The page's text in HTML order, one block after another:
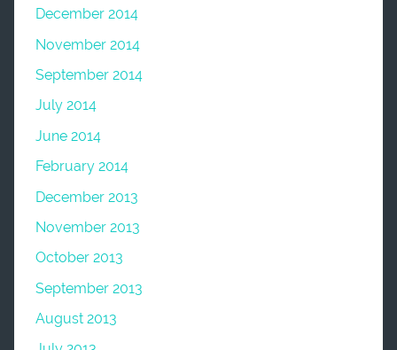
December 2014
November 2014
September 2014
July 2014
June 2014
February 2014
December 2013
November 2013
October 2013
September 2013
August 2013